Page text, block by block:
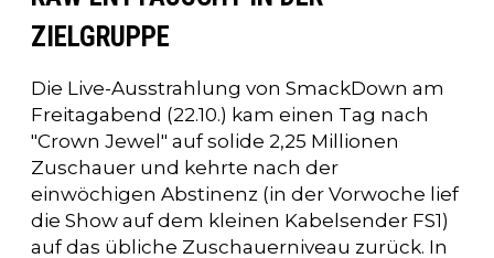
ZIELGRUPPE
Die Live-Ausstrahlung von SmackDown am
Freitagabend (22.10.) kam einen Tag nach
"Crown Jewel" auf solide 2,25 Millionen
Zuschauer und kehrte nach der
einwöchigen Abstinenz (in der Vorwoche lief
die Show auf dem kleinen Kabelsender FS1)
auf das übliche Zuschauerniveau zurück. In